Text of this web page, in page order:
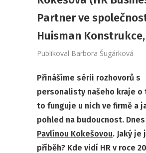
Partner ve
Huisman Konstrukce,
Publikoval Barbora Šugárková
Přinášíme sérii rozhovorů s
personalisty našeho kraje o
to funguje u nich ve firmě a
pohled na budoucnost.
Pavlínou Kokešovou. Jaký je
příběh? Kde vidí HR v roce